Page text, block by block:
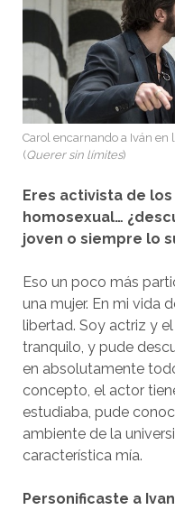
Carol encarnando a Iván en
(Querer sin límites)
Eres activista de
homosexual…
joven o siempre lo
Eso un poco más
una mujer. En mi vida
libertad. Soy actriz y
tranquilo, y pude
en absolutamente
concepto, el actor
estudiaba, pude
ambiente de la
característica mía.
Personificaste a